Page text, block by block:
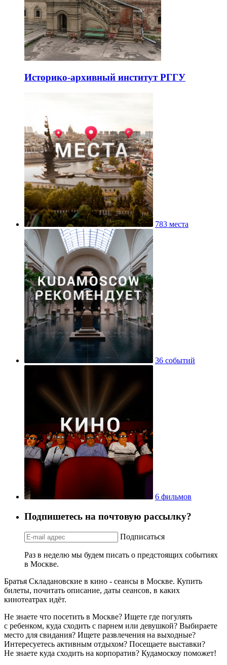
Историко-архивный институт РГГУ
783 места
36 событий
6 фильмов
Подпишетесь на почтовую рассылку?
Подписаться
Раз в неделю мы будем писать о предстоящих событиях
в Москве.
Братья Складановские в кино - сеансы в Москве. Купить
билеты, почитать описание, даты сеансов, в каких
кинотеатрах идёт.
Не знаете что посетить в Москве? Ищете где погулять
с ребенком, куда сходить с парнем или девушкой? Выбираете
место для свидания? Ищете развлечения на выходные?
Интересуетесь активным отдыхом? Посещаете выставки?
Не знаете куда сходить на корпоратив? Кудамоскоу поможет!